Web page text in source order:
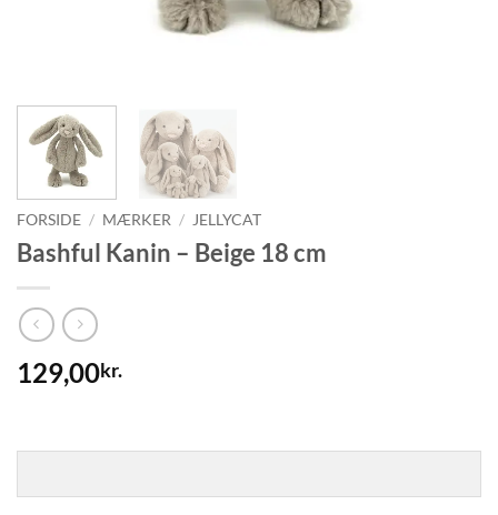
FORSIDE / MÆRKER / JELLYCAT
Bashful Kanin – Beige 18 cm
129,00kr.